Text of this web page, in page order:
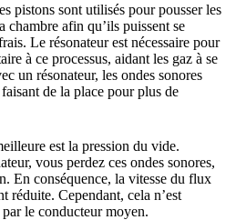
pistons sont utilisés pour pousser les
chambre afin qu’ils puissent se
Le résonateur est nécessaire pour
à ce processus, aidant les gaz à se
un résonateur, les ondes sonores
de la place pour plus de
est la pression du vide.
vous perdez ces ondes sonores,
En conséquence, la vitesse du flux
réduite. Cependant, cela n’est
le conducteur moyen.